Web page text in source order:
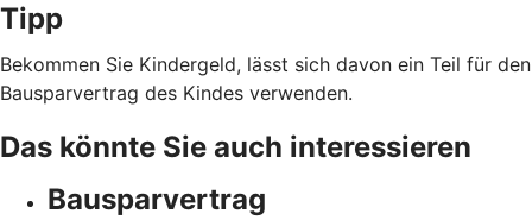
Tipp
Bekommen Sie Kindergeld, lässt sich davon ein Teil für den
Bausparvertrag des Kindes verwenden.
Das könnte Sie auch interessieren
Bausparvertrag